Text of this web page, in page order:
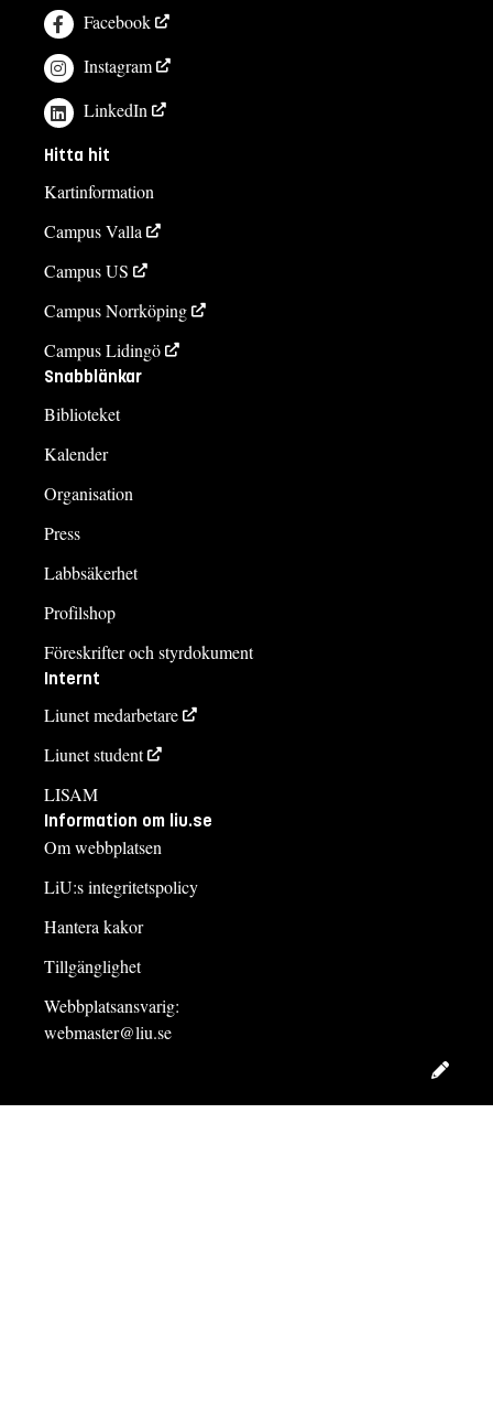
Facebook
Instagram
LinkedIn
Hitta hit
Kartinformation
Campus Valla
Campus US
Campus Norrköping
Campus Lidingö
Snabblänkar
Biblioteket
Kalender
Organisation
Press
Labbsäkerhet
Profilshop
Föreskrifter och styrdokument
Internt
Liunet medarbetare
Liunet student
LISAM
Information om liu.se
Om webbplatsen
LiU:s integritetspolicy
Hantera kakor
Tillgänglighet
Webbplatsansvarig:
webmaster@liu.se